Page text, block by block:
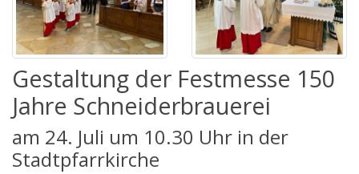
Gestaltung der Festmesse 150
Jahre Schneiderbrauerei
am 24. Juli um 10.30 Uhr in der
Stadtpfarrkirche